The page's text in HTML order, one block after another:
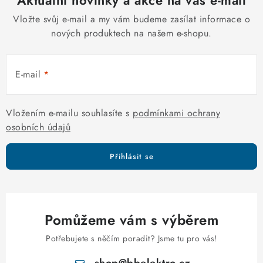
k
p
i
s
u
á
n
Vložte svůj e-mail a my vám budeme zasílat informace o
nových produktech na našem e-shopu.
E-mail
Vložením e-mailu souhlasíte s podmínkami ochrany
osobních údajů
Přihlásit se
Pomůžeme vám s výběrem
Potřebujete s něčím poradit? Jsme tu pro vás!